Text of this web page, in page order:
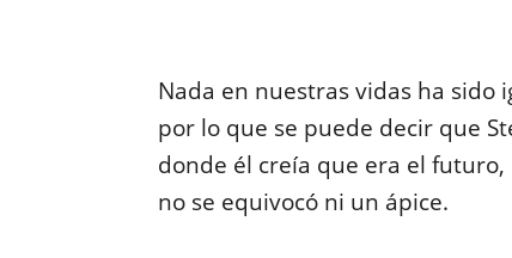
Nada en nuestras vidas ha
por lo que se puede decir que
donde él creía que era el
no se equivocó ni un ápice.